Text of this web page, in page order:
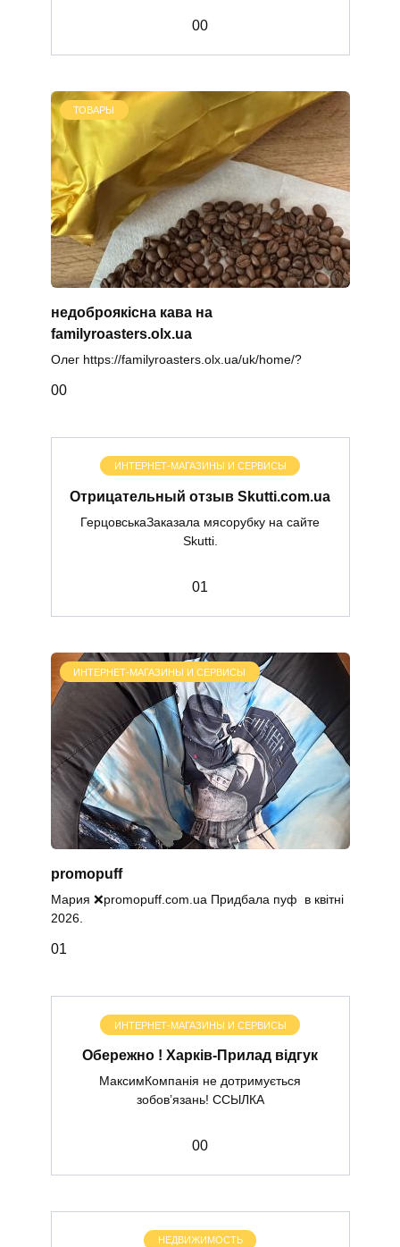
00
ТОВАРЫ
недоброякісна кава на
familyroasters.olx.ua
Олег https://familyroasters.olx.ua/uk/home/?
00
ИНТЕРНЕТ-МАГАЗИНЫ И СЕРВИСЫ
Отрицательный отзыв Skutti.com.ua
ГерцовськаЗаказала мясорубку на сайте
Skutti.
01
ИНТЕРНЕТ-МАГАЗИНЫ И СЕРВИСЫ
promopuff
Мария ❌promopuff.com.uа Придбала пуф в квітні
2026.
01
ИНТЕРНЕТ-МАГАЗИНЫ И СЕРВИСЫ
Обережно ! Харків-Прилад відгук
МаксимКомпанія не дотримується
зобов’язань! ССЫЛКА
00
НЕДВИЖИМОСТЬ